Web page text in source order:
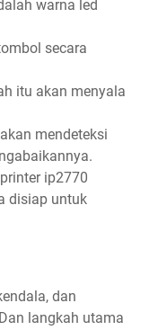
warna led
secara
itu akan menyala
mendeteksi
ip2770
disiap untuk
dan
langkah utama